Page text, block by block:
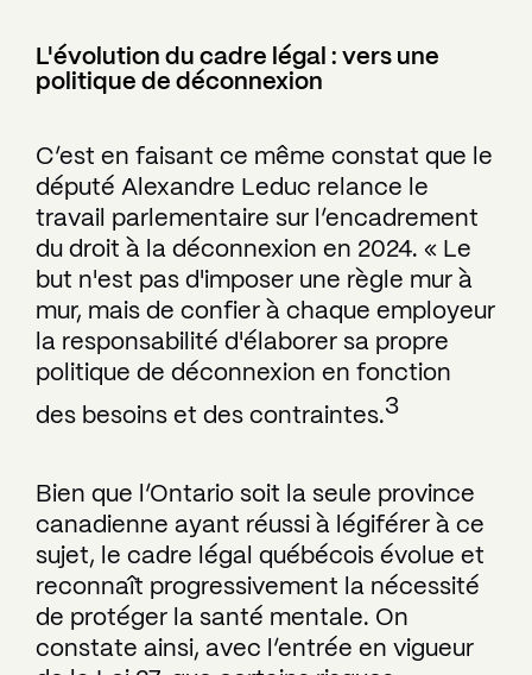
L'évolution du cadre légal : vers une
politique de déconnexion
C’est en faisant ce même constat que le
député Alexandre Leduc relance le
travail parlementaire sur l’encadrement
du droit à la déconnexion en 2024. « Le
but n'est pas d'imposer une règle mur à
mur, mais de confier à chaque employeur
la responsabilité d'élaborer sa propre
politique de déconnexion en fonction
des besoins et des contraintes.3
Bien que l’Ontario soit la seule province
canadienne ayant réussi à légiférer à ce
sujet, le cadre légal québécois évolue et
reconnaît progressivement la nécessité
de protéger la santé mentale. On
constate ainsi, avec l’entrée en vigueur